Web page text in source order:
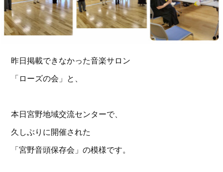
昨日掲載できなかった音楽サロン
「ローズの会」と、
本日宮野地域交流センターで、
久しぶりに開催された
「宮野音頭保存会」の模様です。